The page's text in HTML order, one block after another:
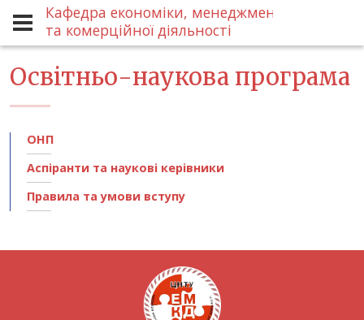
Кафедра економіки, менеджменту
та комерційної діяльності
Аспіранту ОНП
Освітньо-наукова програма
ОНП
Аспіранти та наукові керівники
Правила та умови вступу